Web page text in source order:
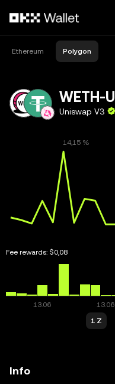
Ethereum Polygon
Uniswap V3
Fee rewards: $0,08
1 Z
Info